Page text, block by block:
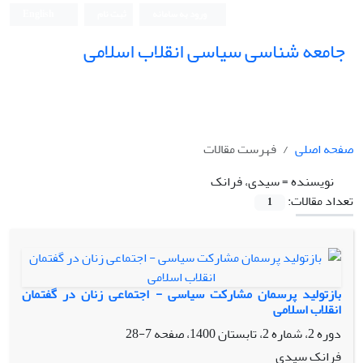
جامعه شناسی سیاسی انقلاب اسلامی
صفحه اصلی
فهرست مقالات
نویسنده =سیدی، فرانک
تعداد مقالات:
1
بازتولید پرسمان مشارکت سیاسی - اجتماعی زنان در گفتمان
انقلاب اسلامی
دوره 2، شماره 2، تابستان 1400، صفحه
7-28
فرانک سیدی